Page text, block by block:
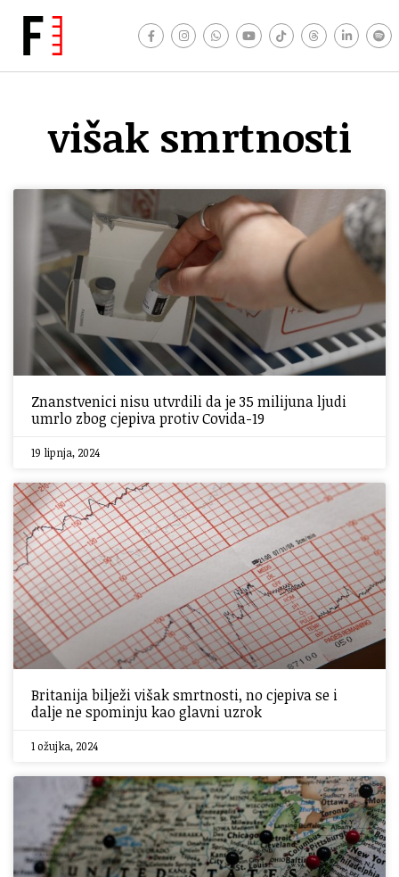
višak smrtnosti
Znanstvenici nisu utvrdili da je 35 milijuna ljudi
umrlo zbog cjepiva protiv Covida-19
19 lipnja, 2024
Britanija bilježi višak smrtnosti, no cjepiva se i
dalje ne spominju kao glavni uzrok
1 ožujka, 2024